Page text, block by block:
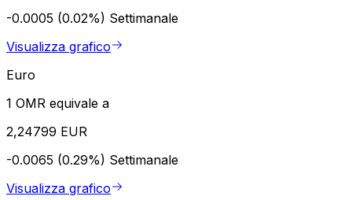
-0.0005 (0.02%) Settimanale
Visualizza grafico
Euro
1 OMR equivale a
2,24799 EUR
-0.0065 (0.29%) Settimanale
Visualizza grafico